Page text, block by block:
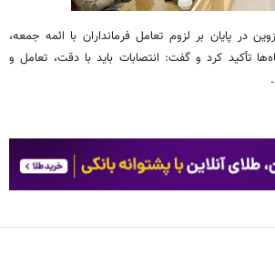
در پایان بر لزوم تعامل فرمانداران با ائمه جمعه،
تأکید کرد و گفت: انتصابات باید با دقت، تعامل و